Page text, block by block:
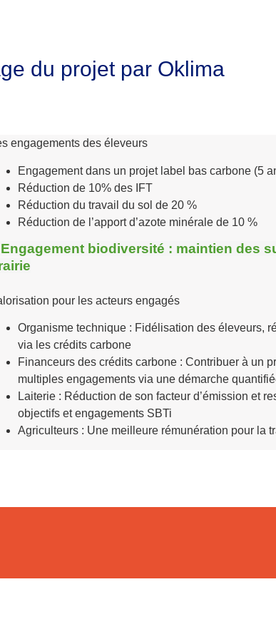
du projet par Oklima
engagements des éleveurs
Engagement dans un projet label bas carbone (5
Réduction de 10% des IFT
Réduction du travail du sol de 20 %
Réduction de l’apport d’azote minérale de 10 %
Engagement biodiversité : maintien des
pour les acteurs engagés
Organisme technique : Fidélisation des éleveurs,
via les crédits carbone
Financeurs des crédits carbone : Contribuer à un
multiples engagements via une démarche
Laiterie: Réduction de son facteur d’émission et
objectifs et engagements SBTi
Agriculteurs : Une meilleure rémunération pour la